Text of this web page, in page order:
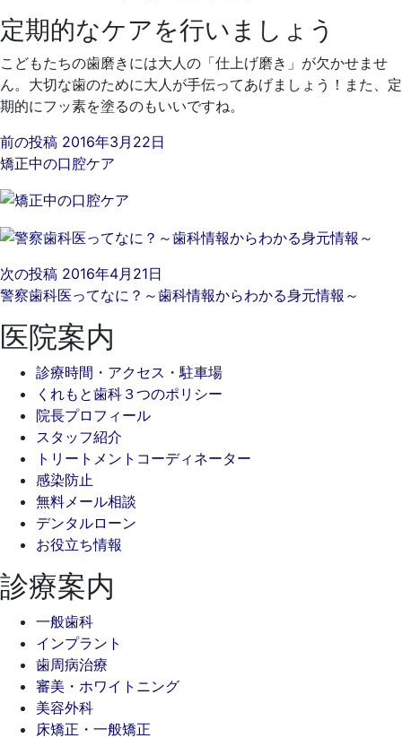
定期的なケアを行いましょう
こどもたちの歯磨きには大人の「仕上げ磨き」が欠かせませ
ん。大切な歯のために大人が手伝ってあげましょう！また、定
期的にフッ素を塗るのもいいですね。
前の投稿 2016年3月22日
矯正中の口腔ケア
次の投稿 2016年4月21日
警察歯科医ってなに？～歯科情報からわかる身元情報～
医院案内
診療時間・アクセス・駐車場
くれもと歯科３つのポリシー
院長プロフィール
スタッフ紹介
トリートメントコーディネーター
感染防止
無料メール相談
デンタルローン
お役立ち情報
診療案内
一般歯科
インプラント
歯周病治療
審美・ホワイトニング
美容外科
床矯正・一般矯正